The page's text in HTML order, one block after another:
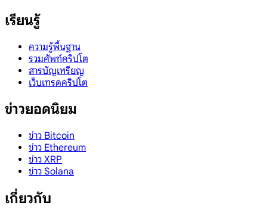
เรียนรู้
ความรู้พื้นฐาน
รวมศัพท์คริปโต
สารบัญเหรียญ
เว็บเทรดคริปโต
ข่าวยอดนิยม
ข่าว Bitcoin
ข่าว Ethereum
ข่าว XRP
ข่าว Solana
เกี่ยวกับ